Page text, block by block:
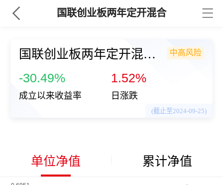
国联创业板两年定开混合
国联创业板两年定开混合 （168207）
中高风险
-30.49%
成立以来收益率
1.52%
日涨跌
(截止至2024-09-25)
单位净值 累计净值